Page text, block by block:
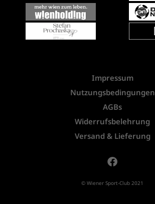
Impressum
Nutzungsbedingungen
AGBs
Widerrufsbelehrung
Versand & Lieferung
© Wiener Sport-Club 2021